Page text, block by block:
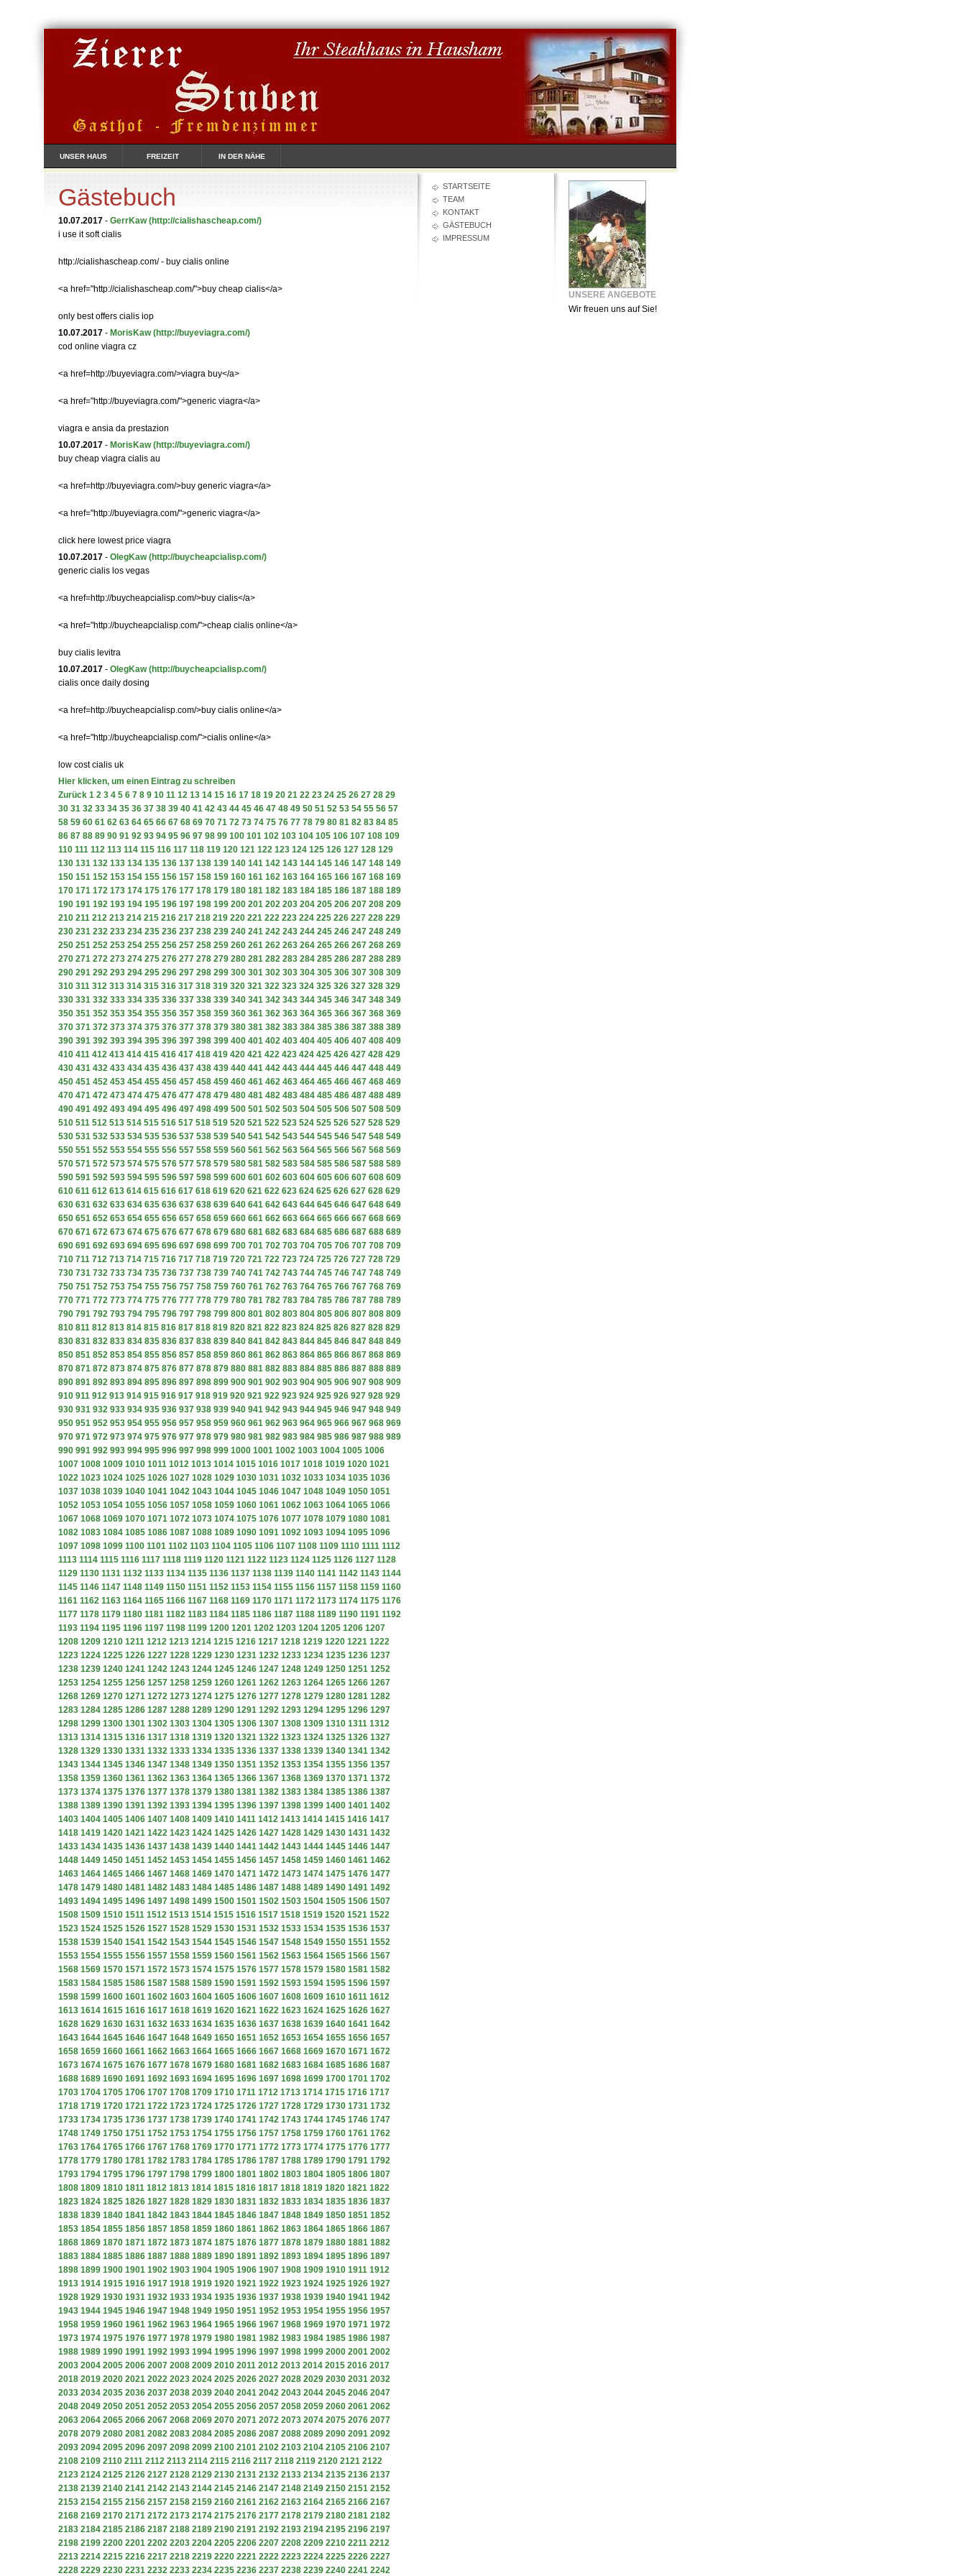
UNSER HAUS FREIZEIT IN DER NÄHE
STARTSEITE
TEAM
KONTAKT
GÄSTEBUCH
IMPRESSUM
Gästebuch
10.07.2017 - GerrKaw (http://cialishascheap.com/)
i use it soft cialis
http://cialishascheap.com/ - buy cialis online
<a href="http://cialishascheap.com/">buy cheap cialis</a>
only best offers cialis iop
10.07.2017 - MorisKaw (http://buyeviagra.com/)
cod online viagra cz
<a href=http://buyeviagra.com/>viagra buy</a>
<a href="http://buyeviagra.com/">generic viagra</a>
viagra e ansia da prestazion
10.07.2017 - MorisKaw (http://buyeviagra.com/)
buy cheap viagra cialis au
<a href=http://buyeviagra.com/>buy generic viagra</a>
<a href="http://buyeviagra.com/">generic viagra</a>
click here lowest price viagra
10.07.2017 - OlegKaw (http://buycheapcialisp.com/)
generic cialis los vegas
<a href=http://buycheapcialisp.com/>buy cialis</a>
<a href="http://buycheapcialisp.com/">cheap cialis online</a>
buy cialis levitra
10.07.2017 - OlegKaw (http://buycheapcialisp.com/)
cialis once daily dosing
<a href=http://buycheapcialisp.com/>buy cialis online</a>
<a href="http://buycheapcialisp.com/">cialis online</a>
low cost cialis uk
Hier klicken, um einen Eintrag zu schreiben
Zurück 1 2 3 4 5 6 7 8 9 10 11 12 13 14 15 16 17 18 19 20 21 22 23 24 25 26 27 28 29
30 31 32 33 34 35 36 37 38 39 40 41 42 43 44 45 46 47 48 49 50 51 52 53 54 55 56 57
58 59 60 61 62 63 64 65 66 67 68 69 70 71 72 73 74 75 76 77 78 79 80 81 82 83 84 85
86 87 88 89 90 91 92 93 94 95 96 97 98 99 100 101 102 103 104 105 106 107 108 109
110 111 112 113 114 115 116 117 118 119 120 121 122 123 124 125 126 127 128 129
130 131 132 133 134 135 136 137 138 139 140 141 142 143 144 145 146 147 148 149
150 151 152 153 154 155 156 157 158 159 160 161 162 163 164 165 166 167 168 169
170 171 172 173 174 175 176 177 178 179 180 181 182 183 184 185 186 187 188 189
190 191 192 193 194 195 196 197 198 199 200 201 202 203 204 205 206 207 208 209
210 211 212 213 214 215 216 217 218 219 220 221 222 223 224 225 226 227 228 229
230 231 232 233 234 235 236 237 238 239 240 241 242 243 244 245 246 247 248 249
250 251 252 253 254 255 256 257 258 259 260 261 262 263 264 265 266 267 268 269
270 271 272 273 274 275 276 277 278 279 280 281 282 283 284 285 286 287 288 289
290 291 292 293 294 295 296 297 298 299 300 301 302 303 304 305 306 307 308 309
310 311 312 313 314 315 316 317 318 319 320 321 322 323 324 325 326 327 328 329
330 331 332 333 334 335 336 337 338 339 340 341 342 343 344 345 346 347 348 349
350 351 352 353 354 355 356 357 358 359 360 361 362 363 364 365 366 367 368 369
370 371 372 373 374 375 376 377 378 379 380 381 382 383 384 385 386 387 388 389
390 391 392 393 394 395 396 397 398 399 400 401 402 403 404 405 406 407 408 409
410 411 412 413 414 415 416 417 418 419 420 421 422 423 424 425 426 427 428 429
430 431 432 433 434 435 436 437 438 439 440 441 442 443 444 445 446 447 448 449
450 451 452 453 454 455 456 457 458 459 460 461 462 463 464 465 466 467 468 469
470 471 472 473 474 475 476 477 478 479 480 481 482 483 484 485 486 487 488 489
490 491 492 493 494 495 496 497 498 499 500 501 502 503 504 505 506 507 508 509
510 511 512 513 514 515 516 517 518 519 520 521 522 523 524 525 526 527 528 529
530 531 532 533 534 535 536 537 538 539 540 541 542 543 544 545 546 547 548 549
550 551 552 553 554 555 556 557 558 559 560 561 562 563 564 565 566 567 568 569
570 571 572 573 574 575 576 577 578 579 580 581 582 583 584 585 586 587 588 589
590 591 592 593 594 595 596 597 598 599 600 601 602 603 604 605 606 607 608 609
610 611 612 613 614 615 616 617 618 619 620 621 622 623 624 625 626 627 628 629
630 631 632 633 634 635 636 637 638 639 640 641 642 643 644 645 646 647 648 649
650 651 652 653 654 655 656 657 658 659 660 661 662 663 664 665 666 667 668 669
670 671 672 673 674 675 676 677 678 679 680 681 682 683 684 685 686 687 688 689
690 691 692 693 694 695 696 697 698 699 700 701 702 703 704 705 706 707 708 709
710 711 712 713 714 715 716 717 718 719 720 721 722 723 724 725 726 727 728 729
730 731 732 733 734 735 736 737 738 739 740 741 742 743 744 745 746 747 748 749
750 751 752 753 754 755 756 757 758 759 760 761 762 763 764 765 766 767 768 769
770 771 772 773 774 775 776 777 778 779 780 781 782 783 784 785 786 787 788 789
790 791 792 793 794 795 796 797 798 799 800 801 802 803 804 805 806 807 808 809
810 811 812 813 814 815 816 817 818 819 820 821 822 823 824 825 826 827 828 829
830 831 832 833 834 835 836 837 838 839 840 841 842 843 844 845 846 847 848 849
850 851 852 853 854 855 856 857 858 859 860 861 862 863 864 865 866 867 868 869
870 871 872 873 874 875 876 877 878 879 880 881 882 883 884 885 886 887 888 889
890 891 892 893 894 895 896 897 898 899 900 901 902 903 904 905 906 907 908 909
910 911 912 913 914 915 916 917 918 919 920 921 922 923 924 925 926 927 928 929
930 931 932 933 934 935 936 937 938 939 940 941 942 943 944 945 946 947 948 949
950 951 952 953 954 955 956 957 958 959 960 961 962 963 964 965 966 967 968 969
970 971 972 973 974 975 976 977 978 979 980 981 982 983 984 985 986 987 988 989
990 991 992 993 994 995 996 997 998 999 1000 1001 1002 1003 1004 1005 1006
1007 1008 1009 1010 1011 1012 1013 1014 1015 1016 1017 1018 1019 1020 1021
1022 1023 1024 1025 1026 1027 1028 1029 1030 1031 1032 1033 1034 1035 1036
1037 1038 1039 1040 1041 1042 1043 1044 1045 1046 1047 1048 1049 1050 1051
1052 1053 1054 1055 1056 1057 1058 1059 1060 1061 1062 1063 1064 1065 1066
1067 1068 1069 1070 1071 1072 1073 1074 1075 1076 1077 1078 1079 1080 1081
1082 1083 1084 1085 1086 1087 1088 1089 1090 1091 1092 1093 1094 1095 1096
1097 1098 1099 1100 1101 1102 1103 1104 1105 1106 1107 1108 1109 1110 1111 1112
1113 1114 1115 1116 1117 1118 1119 1120 1121 1122 1123 1124 1125 1126 1127 1128
1129 1130 1131 1132 1133 1134 1135 1136 1137 1138 1139 1140 1141 1142 1143 1144
1145 1146 1147 1148 1149 1150 1151 1152 1153 1154 1155 1156 1157 1158 1159 1160
1161 1162 1163 1164 1165 1166 1167 1168 1169 1170 1171 1172 1173 1174 1175 1176
1177 1178 1179 1180 1181 1182 1183 1184 1185 1186 1187 1188 1189 1190 1191 1192
1193 1194 1195 1196 1197 1198 1199 1200 1201 1202 1203 1204 1205 1206 1207
1208 1209 1210 1211 1212 1213 1214 1215 1216 1217 1218 1219 1220 1221 1222
1223 1224 1225 1226 1227 1228 1229 1230 1231 1232 1233 1234 1235 1236 1237
1238 1239 1240 1241 1242 1243 1244 1245 1246 1247 1248 1249 1250 1251 1252
1253 1254 1255 1256 1257 1258 1259 1260 1261 1262 1263 1264 1265 1266 1267
1268 1269 1270 1271 1272 1273 1274 1275 1276 1277 1278 1279 1280 1281 1282
1283 1284 1285 1286 1287 1288 1289 1290 1291 1292 1293 1294 1295 1296 1297
1298 1299 1300 1301 1302 1303 1304 1305 1306 1307 1308 1309 1310 1311 1312
1313 1314 1315 1316 1317 1318 1319 1320 1321 1322 1323 1324 1325 1326 1327
1328 1329 1330 1331 1332 1333 1334 1335 1336 1337 1338 1339 1340 1341 1342
1343 1344 1345 1346 1347 1348 1349 1350 1351 1352 1353 1354 1355 1356 1357
1358 1359 1360 1361 1362 1363 1364 1365 1366 1367 1368 1369 1370 1371 1372
1373 1374 1375 1376 1377 1378 1379 1380 1381 1382 1383 1384 1385 1386 1387
1388 1389 1390 1391 1392 1393 1394 1395 1396 1397 1398 1399 1400 1401 1402
1403 1404 1405 1406 1407 1408 1409 1410 1411 1412 1413 1414 1415 1416 1417
1418 1419 1420 1421 1422 1423 1424 1425 1426 1427 1428 1429 1430 1431 1432
1433 1434 1435 1436 1437 1438 1439 1440 1441 1442 1443 1444 1445 1446 1447
1448 1449 1450 1451 1452 1453 1454 1455 1456 1457 1458 1459 1460 1461 1462
1463 1464 1465 1466 1467 1468 1469 1470 1471 1472 1473 1474 1475 1476 1477
1478 1479 1480 1481 1482 1483 1484 1485 1486 1487 1488 1489 1490 1491 1492
1493 1494 1495 1496 1497 1498 1499 1500 1501 1502 1503 1504 1505 1506 1507
1508 1509 1510 1511 1512 1513 1514 1515 1516 1517 1518 1519 1520 1521 1522
1523 1524 1525 1526 1527 1528 1529 1530 1531 1532 1533 1534 1535 1536 1537
1538 1539 1540 1541 1542 1543 1544 1545 1546 1547 1548 1549 1550 1551 1552
1553 1554 1555 1556 1557 1558 1559 1560 1561 1562 1563 1564 1565 1566 1567
1568 1569 1570 1571 1572 1573 1574 1575 1576 1577 1578 1579 1580 1581 1582
1583 1584 1585 1586 1587 1588 1589 1590 1591 1592 1593 1594 1595 1596 1597
1598 1599 1600 1601 1602 1603 1604 1605 1606 1607 1608 1609 1610 1611 1612
1613 1614 1615 1616 1617 1618 1619 1620 1621 1622 1623 1624 1625 1626 1627
1628 1629 1630 1631 1632 1633 1634 1635 1636 1637 1638 1639 1640 1641 1642
1643 1644 1645 1646 1647 1648 1649 1650 1651 1652 1653 1654 1655 1656 1657
1658 1659 1660 1661 1662 1663 1664 1665 1666 1667 1668 1669 1670 1671 1672
1673 1674 1675 1676 1677 1678 1679 1680 1681 1682 1683 1684 1685 1686 1687
1688 1689 1690 1691 1692 1693 1694 1695 1696 1697 1698 1699 1700 1701 1702
1703 1704 1705 1706 1707 1708 1709 1710 1711 1712 1713 1714 1715 1716 1717
1718 1719 1720 1721 1722 1723 1724 1725 1726 1727 1728 1729 1730 1731 1732
1733 1734 1735 1736 1737 1738 1739 1740 1741 1742 1743 1744 1745 1746 1747
1748 1749 1750 1751 1752 1753 1754 1755 1756 1757 1758 1759 1760 1761 1762
1763 1764 1765 1766 1767 1768 1769 1770 1771 1772 1773 1774 1775 1776 1777
1778 1779 1780 1781 1782 1783 1784 1785 1786 1787 1788 1789 1790 1791 1792
1793 1794 1795 1796 1797 1798 1799 1800 1801 1802 1803 1804 1805 1806 1807
1808 1809 1810 1811 1812 1813 1814 1815 1816 1817 1818 1819 1820 1821 1822
1823 1824 1825 1826 1827 1828 1829 1830 1831 1832 1833 1834 1835 1836 1837
1838 1839 1840 1841 1842 1843 1844 1845 1846 1847 1848 1849 1850 1851 1852
1853 1854 1855 1856 1857 1858 1859 1860 1861 1862 1863 1864 1865 1866 1867
1868 1869 1870 1871 1872 1873 1874 1875 1876 1877 1878 1879 1880 1881 1882
1883 1884 1885 1886 1887 1888 1889 1890 1891 1892 1893 1894 1895 1896 1897
1898 1899 1900 1901 1902 1903 1904 1905 1906 1907 1908 1909 1910 1911 1912
1913 1914 1915 1916 1917 1918 1919 1920 1921 1922 1923 1924 1925 1926 1927
1928 1929 1930 1931 1932 1933 1934 1935 1936 1937 1938 1939 1940 1941 1942
1943 1944 1945 1946 1947 1948 1949 1950 1951 1952 1953 1954 1955 1956 1957
1958 1959 1960 1961 1962 1963 1964 1965 1966 1967 1968 1969 1970 1971 1972
1973 1974 1975 1976 1977 1978 1979 1980 1981 1982 1983 1984 1985 1986 1987
1988 1989 1990 1991 1992 1993 1994 1995 1996 1997 1998 1999 2000 2001 2002
2003 2004 2005 2006 2007 2008 2009 2010 2011 2012 2013 2014 2015 2016 2017
2018 2019 2020 2021 2022 2023 2024 2025 2026 2027 2028 2029 2030 2031 2032
2033 2034 2035 2036 2037 2038 2039 2040 2041 2042 2043 2044 2045 2046 2047
2048 2049 2050 2051 2052 2053 2054 2055 2056 2057 2058 2059 2060 2061 2062
2063 2064 2065 2066 2067 2068 2069 2070 2071 2072 2073 2074 2075 2076 2077
2078 2079 2080 2081 2082 2083 2084 2085 2086 2087 2088 2089 2090 2091 2092
2093 2094 2095 2096 2097 2098 2099 2100 2101 2102 2103 2104 2105 2106 2107
2108 2109 2110 2111 2112 2113 2114 2115 2116 2117 2118 2119 2120 2121 2122
2123 2124 2125 2126 2127 2128 2129 2130 2131 2132 2133 2134 2135 2136 2137
2138 2139 2140 2141 2142 2143 2144 2145 2146 2147 2148 2149 2150 2151 2152
2153 2154 2155 2156 2157 2158 2159 2160 2161 2162 2163 2164 2165 2166 2167
2168 2169 2170 2171 2172 2173 2174 2175 2176 2177 2178 2179 2180 2181 2182
2183 2184 2185 2186 2187 2188 2189 2190 2191 2192 2193 2194 2195 2196 2197
2198 2199 2200 2201 2202 2203 2204 2205 2206 2207 2208 2209 2210 2211 2212
2213 2214 2215 2216 2217 2218 2219 2220 2221 2222 2223 2224 2225 2226 2227
2228 2229 2230 2231 2232 2233 2234 2235 2236 2237 2238 2239 2240 2241 2242
UNSERE ANGEBOTE
Wir freuen uns auf Sie!